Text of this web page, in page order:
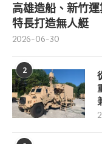
高雄造船、新竹
特長打造無人艇
2026-06-30
2